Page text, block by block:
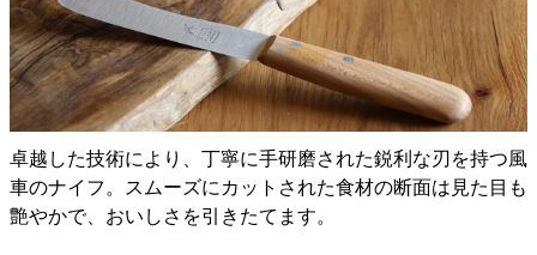
卓越した技術により、丁寧に手研磨された鋭利な刃を持つ風
車のナイフ。スムーズにカットされた食材の断面は見た目も
艶やかで、おいしさを引きたてます。